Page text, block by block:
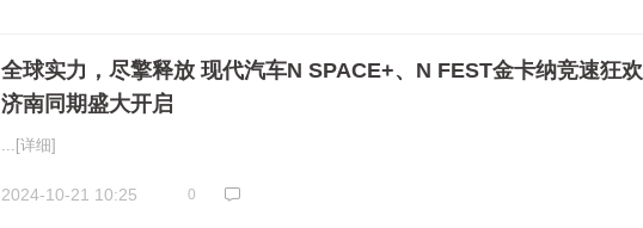
全球实力，尽擎释放 现代汽车N SPACE+、N FEST金卡纳竞速狂欢
济南同期盛大开启
... [详细]
2024-10-21 10:25 0